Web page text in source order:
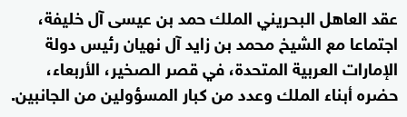
عقد العاهل البحريني الملك حمد بن عيسى آل خليفة،
اجتماعا مع الشيخ محمد بن زايد آل نهيان رئيس دولة
الإمارات العربية المتحدة، في قصر الصخير، الأربعاء،
حضره أبناء الملك وعدد من كبار المسؤولين من الجانبين.